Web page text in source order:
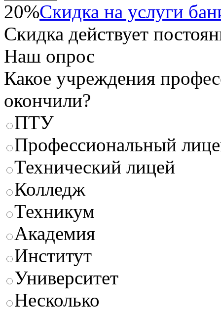
20%Скидка на услуги
Скидка действует
Наш опрос
Какое учреждения
окончили?
ПТУ
Профессиональный
Технический лицей
Колледж
Техникум
Академия
Институт
Университет
Несколько